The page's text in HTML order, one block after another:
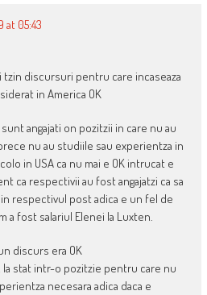
05:43
discursuri pentru care incaseaza
in America OK
angajati on pozitzii in care nu au
nu au studiile sau experientza in
in USA ca nu mai e OK intrucat e
ca respectivii au fost angajatzi ca sa
din respectivul post adica e un fel de
a fost salariul Elenei la Luxten.
discurs era OK
la stat intr-o pozitzie pentru care nu
necesara adica daca e